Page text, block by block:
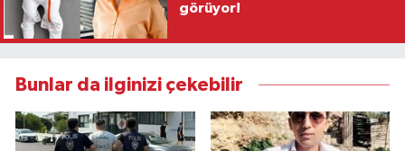
görüyor!
Bunlar da ilginizi çekebilir